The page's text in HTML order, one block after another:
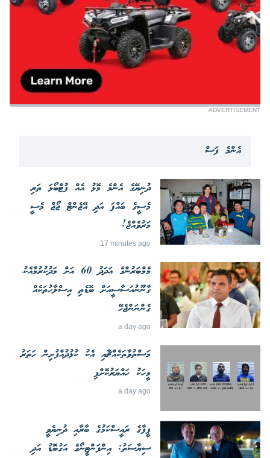
ADVERTISEMENT
އެންމެ ފަސް
ދުނިޔޭގެ އެންމެ މޮޅު އެއް ފުޓްބޯޅަ ތަރި
މެސީގެ ބައްޕަ އަދި އޭޖެންޓް ޖޯޖް މެސީ
މަރުވެއްޖެ!
17 minutes ago
މެމްބަރުންގެ އަދަދު 60 އަށް މަދުކުރުމާއެކު،
ގާނޫނުއަސާސީއަށް ބޮޑެތި އިސްލާހުތަކެއް
ގެންނަންޖެހޭ
a day ago
މަސްތުވާތަކެއްޗާއި އެކު ކުޅުދުއްފުށިން ހަތަރު
މީހަކު ހައްޔަރުކޮށްފި
a day ago
ފީފާގެ ރައީސްކަމުގެ ބާރާއި ދުނިޔެވީ
ސިޔާސަތު: އިންފަންޓީނޯގެ އަގުބޮޑު އަދި